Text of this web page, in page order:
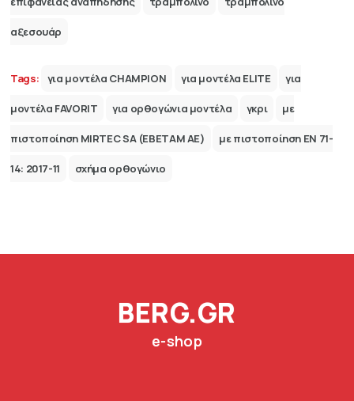
αξεσουάρ
Tags: για μοντέλα CHAMPION για μοντέλα ELITE για
μοντέλα FAVORIT για ορθογώνια μοντέλα γκρι με
πιστοποίηση MIRTEC SA (ΕΒΕΤΑΜ ΑΕ) με πιστοποίηση ΕΝ 71-
14: 2017-11 σχήμα ορθογώνιο
BERG.GR
e-shop